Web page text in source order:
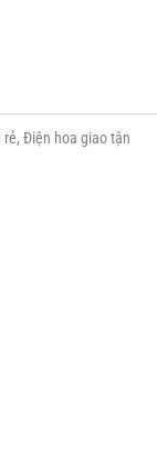
Điện hoa giao tận